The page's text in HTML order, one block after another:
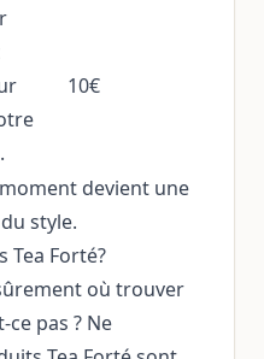
10€
devient une
style.
Tea Forté?
où trouver
ce pas ? Ne